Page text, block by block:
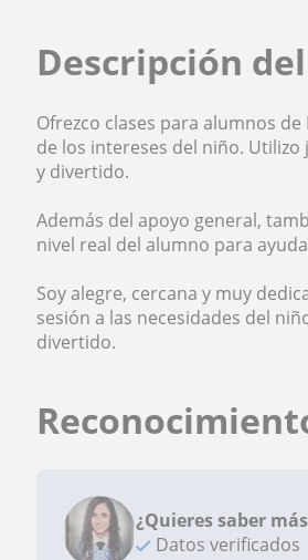
Descripción
Ofrezco clases para alumnos
de los intereses del niño.
y divertido.
Además del apoyo general,
nivel real del alumno para
Soy alegre, cercana y muy
sesión a las necesidades del
divertido.
¿Quieres saber
Datos verificados